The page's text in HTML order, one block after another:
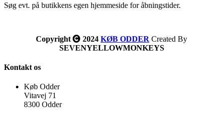
Søg evt. på butikkens egen hjemmeside for åbningstider.
Copyright 2024 KØB ODDER Created By
SEVENYELLOWMONKEYS
Kontakt os
Køb Odder
Vitavej 71
8300 Odder